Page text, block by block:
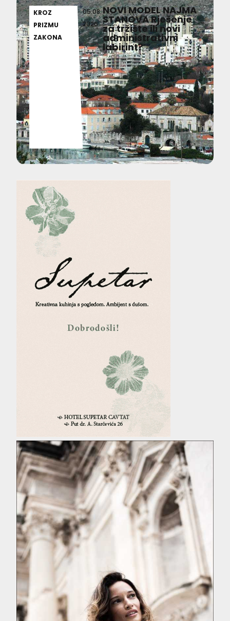
KROZ
PRIZMU
ZAKONA
05.08.
2026
NOVI MODEL NAJMA
STANOVA Rješenje
za tržište ili novi
administrativni
labirint?